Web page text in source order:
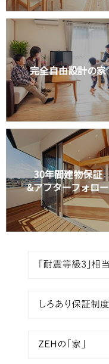
完全自由設計の家
30年間建物保証
&アフターフォロー